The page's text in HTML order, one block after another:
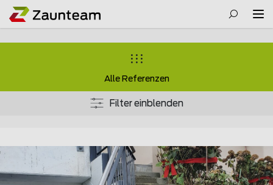
Alle Referenzen
Filter einblenden